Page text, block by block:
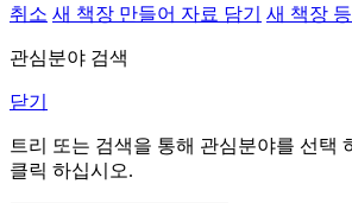
취소 새 책장 만들어 자료 담기 새 책장
관심분야 검색
닫기
트리 또는 검색을 통해 관심분야를 선택
클릭 하십시오.